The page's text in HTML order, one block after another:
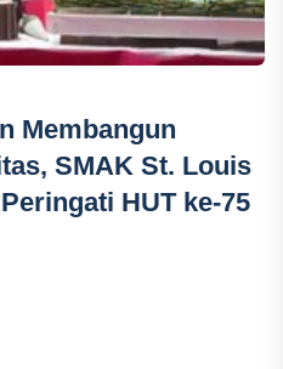
Membangun
SMAK St. Louis
HUT ke-75